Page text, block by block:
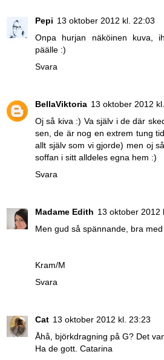
Pepi 13 oktober 2012 kl. 22:03
Onpa hurjan näköinen kuva,
päälle :)
Svara
BellaViktoria 13 oktober 2012
Oj så kiva :) Va själv i de där
sen, de är nog en extrem tung
allt själv som vi gjorde) men oj
soffan i sitt alldeles egna hem :)
Svara
Madame Edith 13 oktober 2012
Men gud så spännande, bra
Kram/M
Svara
Cat 13 oktober 2012 kl. 23:23
Åhå, björkdragning på G? Det
Ha de gott. Catarina